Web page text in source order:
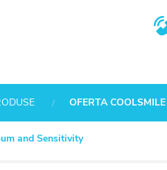
OFERTA COOLSMILE
and Sensitivity